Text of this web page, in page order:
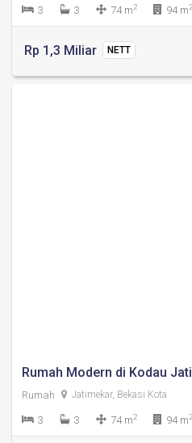
3 3 74 m2 94 m2
Rp 1,3 Miliar NETT
Rumah Modern di Kodau
Rumah Jatimekar, Bekasi Kota
3 3 74 m2 94 m2